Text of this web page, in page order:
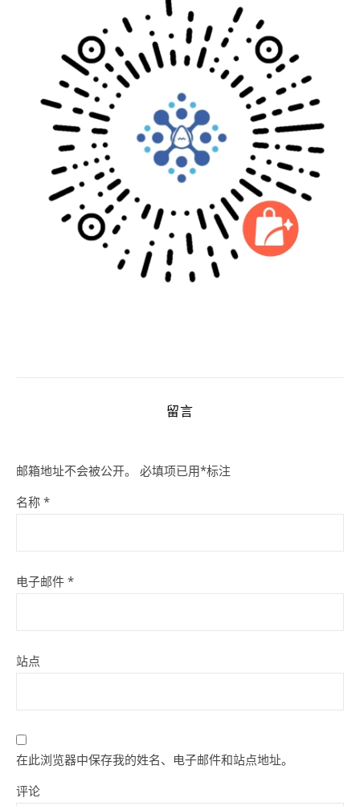
留言
邮箱地址不会被公开。 必填项已用*标注
名称 *
电子邮件 *
站点
在此浏览器中保存我的姓名、电子邮件和站点地址。
评论